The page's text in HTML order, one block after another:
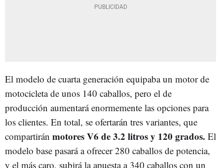
El modelo de cuarta generación equipaba un motor de
motocicleta de unos 140 caballos, pero el de
producción aumentará enormemente las opciones para
los clientes. En total, se ofertarán tres variantes, que
compartirán motores V6 de 3.2 litros y 120 grados. El
modelo base pasará a ofrecer 280 caballos de potencia,
y el más caro, subirá la apuesta a 340 caballos con un